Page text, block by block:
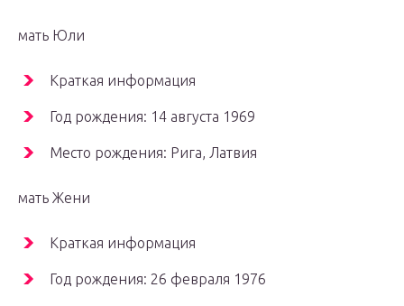
мать Юли
Краткая информация
Год рождения: 14 августа 1969
Место рождения: Рига, Латвия
мать Жени
Краткая информация
Год рождения: 26 февраля 1976